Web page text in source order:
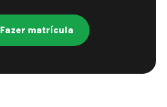
Fazer matrícula